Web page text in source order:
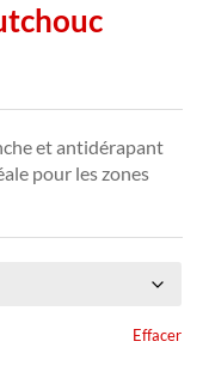
et antidérapant
pour les zones
Effacer